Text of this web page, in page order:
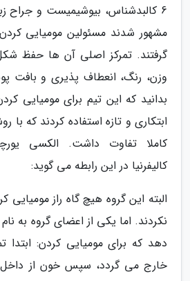
6 کالبدشناس، بیوشیمیست و جراح
مشهور شدند مسئولین مومیایی
گرفتند. تمرکز اصلی آن ها حفظ
وزن، رنگ، انعطاف پذیری و
بدانید که این تیم برای مومیایی
ابتکاری و تازه استفاده کردند که
کاملا تفاوت داشت. الکسی
کالیفرنیا در این رابطه می گوید:
البته این گروه هیچ گاه راز مومیایی
نکردند. اما یکی از اعضای گروه به
دهد که برای مومیایی کردن: ابتدا
خارج می گردد، سپس خون از